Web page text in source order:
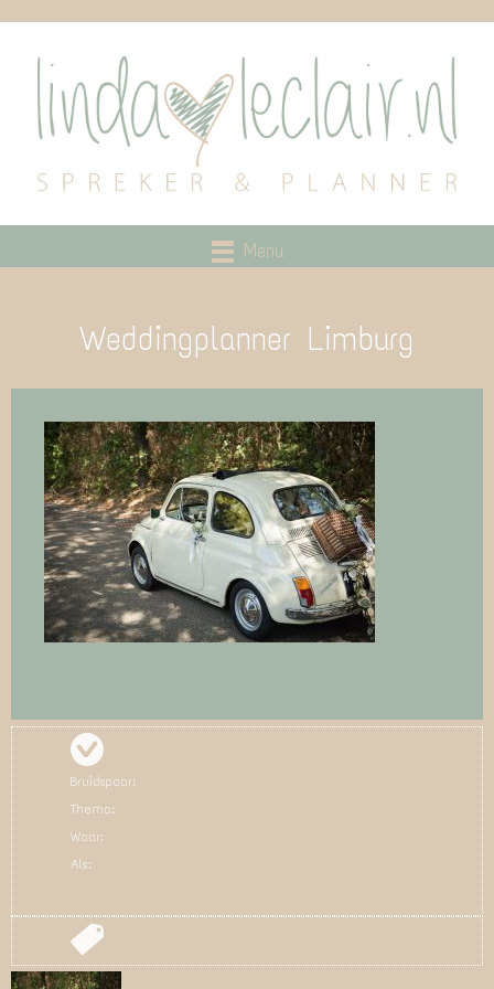
Menu
Weddingplanner Limburg
Bruidspaar:
Thema:
Waar:
Als: